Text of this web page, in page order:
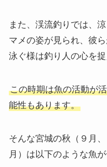
また、渓流釣りでは、
マメの姿が見られ、彼
泳ぐ様は釣り人の心を捉
この時期は魚の活動が
能性もあります。
そんな宮城の秋（９月
月）は以下のような魚